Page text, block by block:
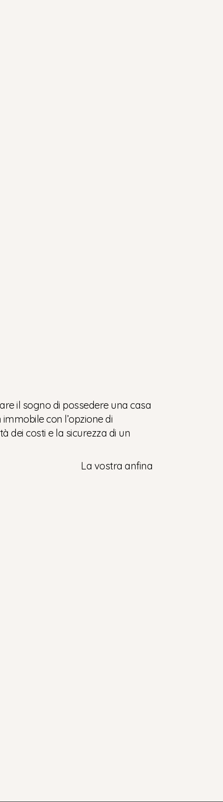
il sogno di possedere una casa
con l’opzione di
dei costi e la sicurezza di un
La vostra anfina